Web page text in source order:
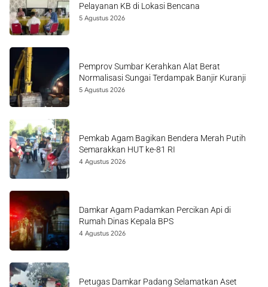
Pelayanan KB di Lokasi Bencana
5 Agustus 2026
Pemprov Sumbar Kerahkan Alat Berat
Normalisasi Sungai Terdampak Banjir Kuranji
5 Agustus 2026
Pemkab Agam Bagikan Bendera Merah Putih
Semarakkan HUT ke-81 RI
4 Agustus 2026
Damkar Agam Padamkan Percikan Api di
Rumah Dinas Kepala BPS
4 Agustus 2026
Petugas Damkar Padang Selamatkan Aset